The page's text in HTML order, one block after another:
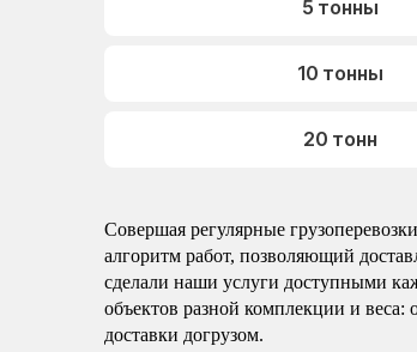
5 тонны
10 тонны
20 тонн
Совершая регулярные
алгоритм работ, позволяющий
сделали наши услуги доступными
объектов разной комплекции и веса:
доставки догрузом.